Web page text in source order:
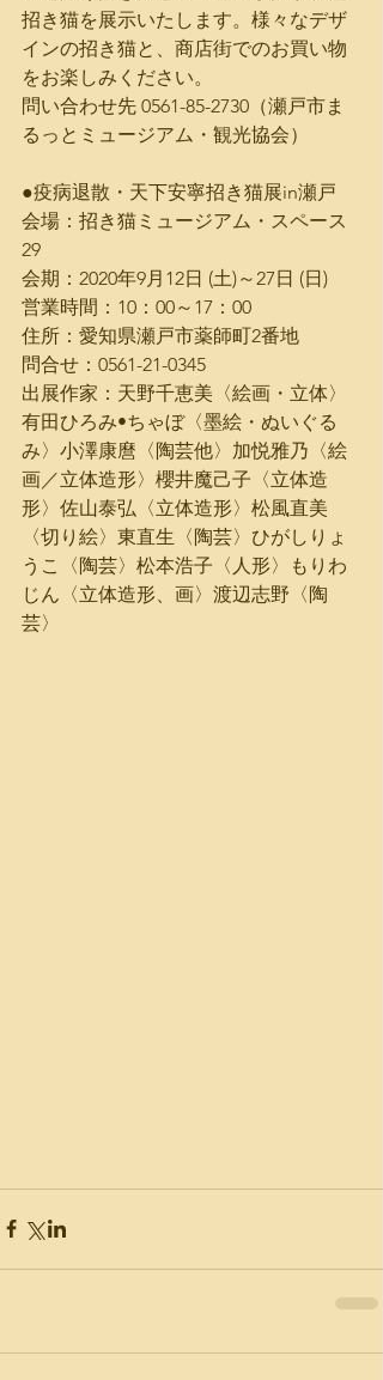
招き猫を展示いたします。様々なデザ
インの招き猫と、商店街でのお買い物
をお楽しみください。
問い合わせ先 0561-85-2730（瀬戸市ま
るっとミュージアム・観光協会）
●疫病退散・天下安寧招き猫展in瀬戸
会場：招き猫ミュージアム・スペース
29
会期：2020年9月12日 (土)～27日 (日)
営業時間：10：00～17：00
住所：愛知県瀬戸市薬師町2番地
問合せ：0561-21-0345
出展作家：天野千恵美〈絵画・立体〉
有田ひろみ•ちゃぼ〈墨絵・ぬいぐる
み〉小澤康麿〈陶芸他〉加悦雅乃〈絵
画／立体造形〉櫻井魔己子〈立体造
形〉佐山泰弘〈立体造形〉松風直美
〈切り絵〉東直生〈陶芸〉ひがしりょ
うこ〈陶芸〉松本浩子〈人形〉もりわ
じん〈立体造形、画〉渡辺志野〈陶
芸〉